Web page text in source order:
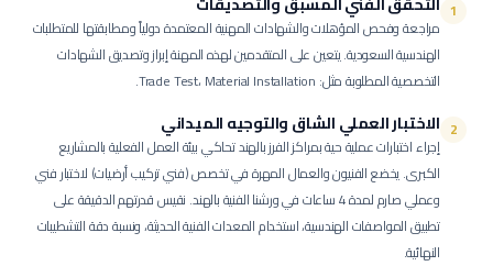
1
مراجعة وفحص المؤهلات والشهادات المهنية المعتمدة دولياً ومطابقتها للمتطلبات
الهندسية السعودية.يتعين على المتقدمين لهذه المهنة إبراز وتصديق الشهادات
التخصصية المطلوبة مثل: Trade Test، Material Installation.
2 الاختبار العملي الشاق والتوجيه الميداني
إجراء اختبارات عملية حية بمراكز الفرز بالهند تحاكي بيئة العمل الفعلية بالمشاريع
الكبرى.يخضع الفنيون والعمال المهرة في تخصص (فني تركيب أرضيات) لاختبار فني
وعملي صارم لمدة 4 ساعات في ورشنا الفنية بالهند. نقيس قدرتهم الدقيقة على
تطبيق المواصفات الهندسية، استخدام المعدات الفنية الحديثة، ونسبة دقة التشطيبات
النهائية.